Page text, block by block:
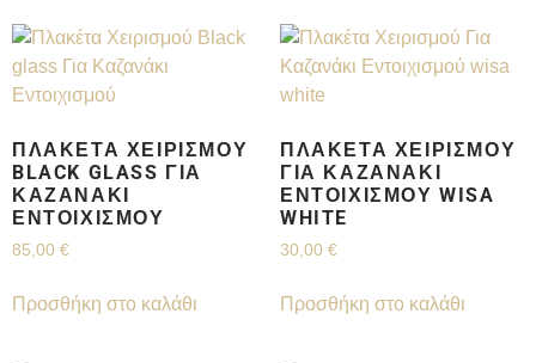
ΠΛΑΚΈΤΑ ΧΕΙΡΙΣΜΟΎ
BLACK GLASS ΓΙΑ
ΚΑΖΑΝΆΚΙ
ΕΝΤΟΙΧΙΣΜΟΎ
85,00 €
Προσθήκη στο καλάθι
ΠΛΑΚΈΤΑ ΧΕΙΡΙΣΜΟΎ
ΓΙΑ ΚΑΖΑΝΆΚΙ
ΕΝΤΟΙΧΙΣΜΟΎ WISA
WHITE
30,00 €
Προσθήκη στο καλάθι